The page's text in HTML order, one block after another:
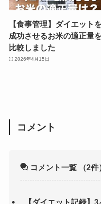
【食事管理】ダイエットを
成功させるお米の適正量を
比較しました
2026年4月15日
コメント
コメント一覧 （2件
【ダイエット記録】